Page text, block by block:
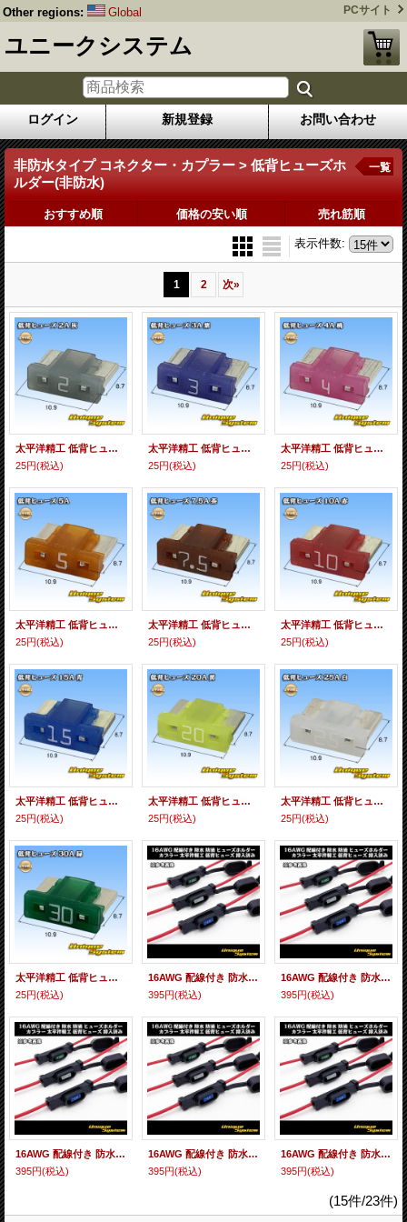
Other regions: Global PCサイト
ユニークシステム
ログイン 新規登録 お問い合わせ
非防水タイプ コネクター・カプラー > 低背ヒューズホ
ルダー(非防水)
一覧
おすすめ順 価格の安い順 売れ筋順
表示件数:
1 2 次»
太平洋精工 低背ヒューズ 2A 灰色
25円(税込)
太平洋精工 低背ヒューズ 3A 紫色
25円(税込)
太平洋精工 低背ヒューズ 4A 桃色
25円(税込)
太平洋精工 低背ヒューズ 5A 黄赤色
25円(税込)
太平洋精工 低背ヒューズ 7.5A 茶色
25円(税込)
太平洋精工 低背ヒューズ 10A 赤色
25円(税込)
太平洋精工 低背ヒューズ 15A 青色
25円(税込)
太平洋精工 低背ヒューズ 20A 黄色
25円(税込)
太平洋精工 低背ヒューズ 25A 白色
25円(税込)
太平洋精工 低背ヒューズ 30A 緑色
25円(税込)
16AWG 配線付き 防水 防滴 ヒューズホルダー カプラー / 太平洋精工 低背ヒューズ 2A 灰色 挿入済み
395円(税込)
16AWG 配線付き 防水 防滴 ヒューズホルダー カプラー / 太平洋精工 低背ヒューズ 3A 紫色 挿入済み
395円(税込)
16AWG 配線付き 防水 防滴 ヒューズホルダー カプラー / 太平洋精工 低背ヒューズ 4A 桃色 挿入済み
395円(税込)
16AWG 配線付き 防水 防滴 ヒューズホルダー カプラー / 太平洋精工 低背ヒューズ 5A 黄赤色 挿入済み
395円(税込)
16AWG 配線付き 防水 防滴 ヒューズホルダー カプラー / 太平洋精工 低背ヒューズ 7.5A 茶色 挿入済み
395円(税込)
(15件/23件)